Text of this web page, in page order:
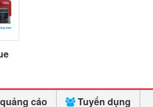
cáo Tuyển dụng